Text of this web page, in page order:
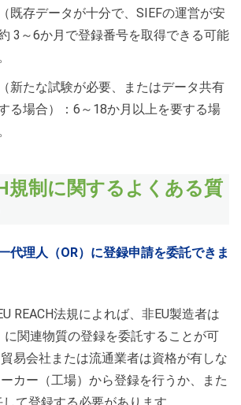
既存データが十分で、SIEFの運営が安
3～6か月で登録番号を取得できる可能
新たな試験が必要、またはデータ共有
る場合）：6～18か月以上を要する場
規制に関するよくある質
代理人（OR）に登録申請を委託できま
REACH法規によれば、非EU製造者は
に関連物質の登録を委託することが可
易会社または流通業者は資格が有しな
カー（工場）から登録を行うか、また